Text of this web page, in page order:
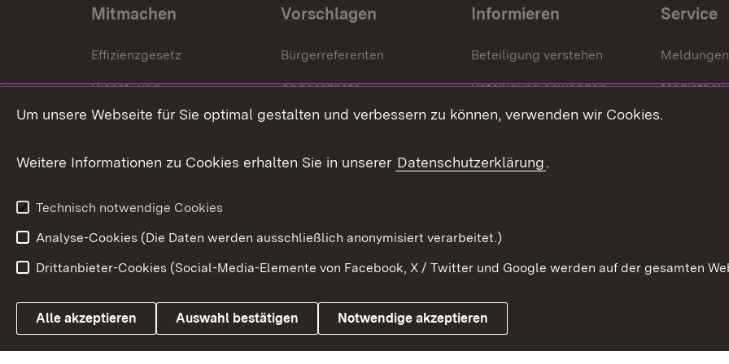
Mitmachen
Effizienzgesetz
Dienst- und
Versorgungsbezüge
Weitere
Vorschlagen
Bürgerreferenten
Abgeordnete
Bürgerbeauftragte
Informieren
Beteiligung verstehen
Beteiligung anwenden
Beteiligung stärken
Service
Meldungen
Mediathek
Link zum Landesportal
Impressum Kontakt
Um unsere Webseite für Sie optimal gestalten und verbessern zu können, verwenden wir Cookies.
Weitere Informationen zu Cookies erhalten Sie in unserer Datenschutzerklärung.
Technisch notwendige Cookies
Analyse-Cookies (Die Daten werden ausschließlich anonymisiert verarbeitet.)
Drittanbieter-Cookies (Social-Media-Elemente von Facebook, X / Twitter und Google werden auf der gesamten
Alle akzeptieren Auswahl bestätigen Notwendige akzeptieren